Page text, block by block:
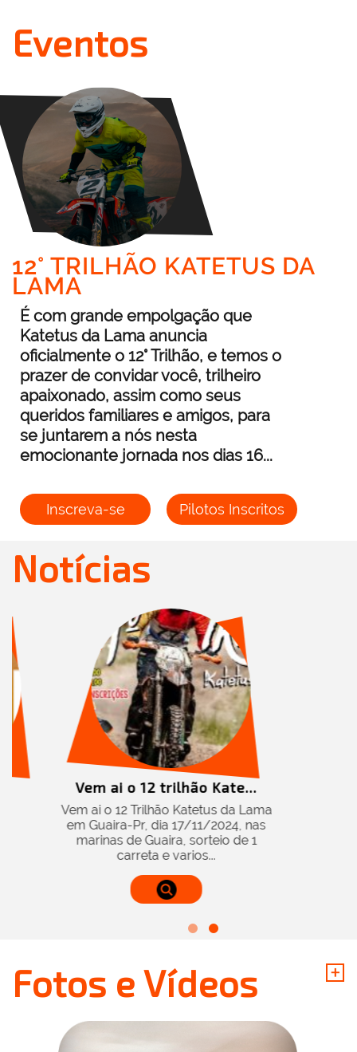
Eventos
12° TRILHÃO KATETUS DA
LAMA
É com grande empolgação que
Katetus da Lama anuncia
oficialmente o 12° Trilhão, e temos o
prazer de convidar você, trilheiro
apaixonado, assim como seus
queridos familiares e amigos, para
se juntarem a nós nesta
emocionante jornada nos dias 16...
Inscreva-se Pilotos Inscritos
Notícias
da Lama
2024, nas
Fotos e Vídeos +